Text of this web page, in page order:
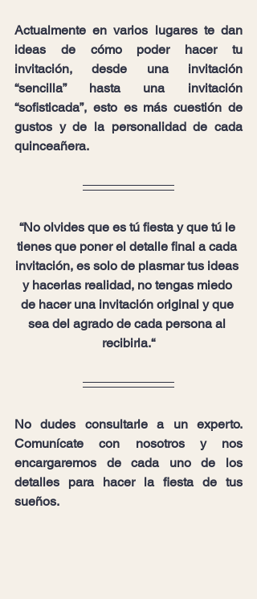
Actualmente en varios lugares te dan
ideas de cómo poder hacer tu
invitación, desde una invitación
“sencilla” hasta una invitación
“sofisticada”, esto es más cuestión de
gustos y de la personalidad de cada
quinceañera.
“No olvides que es tú fiesta y que tú le
tienes que poner el detalle final a cada
invitación, es solo de plasmar tus ideas
y hacerlas realidad, no tengas miedo
de hacer una invitación original y que
sea del agrado de cada persona al
recibirla.“
No dudes consultarle a un experto.
Comunícate con nosotros y nos
encargaremos de cada uno de los
detalles para hacer la fiesta de tus
sueños.